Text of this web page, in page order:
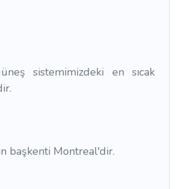
sistemimizdeki en sıcak
başkenti Montreal'dir.